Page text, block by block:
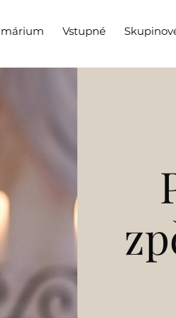
Vstupné